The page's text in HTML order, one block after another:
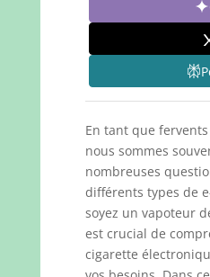
En tant que
nous sommes
nombreuses
différents types de
soyez un vapoteur
est crucial de
cigarette